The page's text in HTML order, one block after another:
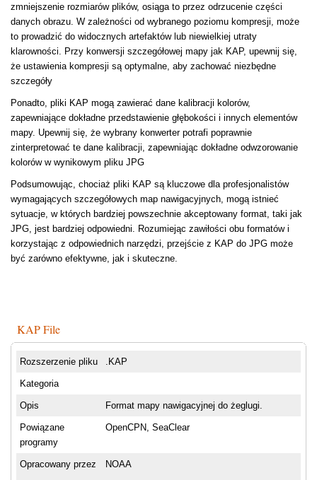
zmniejszenie rozmiarów plików, osiąga to przez odrzucenie części
danych obrazu. W zależności od wybranego poziomu kompresji, może
to prowadzić do widocznych artefaktów lub niewielkiej utraty
klarowności. Przy konwersji szczegółowej mapy jak KAP, upewnij się,
że ustawienia kompresji są optymalne, aby zachować niezbędne
szczegóły
Ponadto, pliki KAP mogą zawierać dane kalibracji kolorów,
zapewniające dokładne przedstawienie głębokości i innych elementów
mapy. Upewnij się, że wybrany konwerter potrafi poprawnie
zinterpretować te dane kalibracji, zapewniając dokładne odwzorowanie
kolorów w wynikowym pliku JPG
Podsumowując, chociaż pliki KAP są kluczowe dla profesjonalistów
wymagających szczegółowych map nawigacyjnych, mogą istnieć
sytuacje, w których bardziej powszechnie akceptowany format, taki jak
JPG, jest bardziej odpowiedni. Rozumiejąc zawiłości obu formatów i
korzystając z odpowiednich narzędzi, przejście z KAP do JPG może
być zarówno efektywne, jak i skuteczne.
KAP File
Rozszerzenie pliku .KAP
Kategoria
Opis Format mapy nawigacyjnej do żeglugi.
Powiązane
programy
OpenCPN, SeaClear
Opracowany przez NOAA